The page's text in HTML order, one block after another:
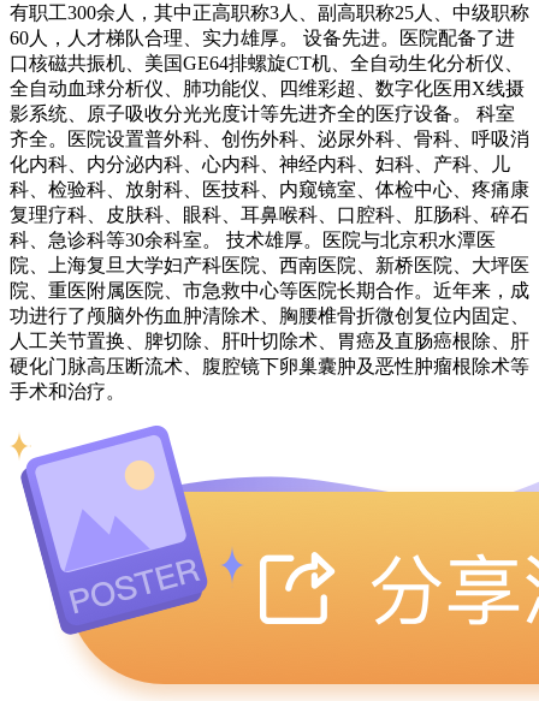
有职工300余人，其中正高职称3人、副高职称25人、中级职称
60人，人才梯队合理、实力雄厚。 设备先进。医院配备了进
口核磁共振机、美国GE64排螺旋CT机、全自动生化分析仪、
全自动血球分析仪、肺功能仪、四维彩超、数字化医用X线摄
影系统、原子吸收分光光度计等先进齐全的医疗设备。 科室
齐全。医院设置普外科、创伤外科、泌尿外科、骨科、呼吸消
化内科、内分泌内科、心内科、神经内科、妇科、产科、儿
科、检验科、放射科、医技科、内窥镜室、体检中心、疼痛康
复理疗科、皮肤科、眼科、耳鼻喉科、口腔科、肛肠科、碎石
科、急诊科等30余科室。 技术雄厚。医院与北京积水潭医
院、上海复旦大学妇产科医院、西南医院、新桥医院、大坪医
院、重医附属医院、市急救中心等医院长期合作。近年来，成
功进行了颅脑外伤血肿清除术、胸腰椎骨折微创复位内固定、
人工关节置换、脾切除、肝叶切除术、胃癌及直肠癌根除、肝
硬化门脉高压断流术、腹腔镜下卵巢囊肿及恶性肿瘤根除术等
手术和治疗。